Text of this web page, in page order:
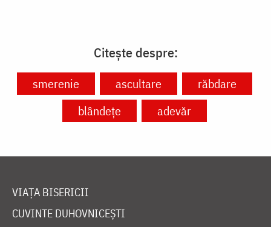
Citește despre:
smerenie ascultare
răbdare
blândețe
adevăr
VIAȚA BISERICII
CUVINTE DUHOVNICEȘTI